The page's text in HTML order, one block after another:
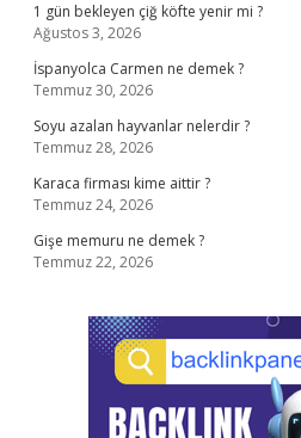
1 gün bekleyen çiğ köfte yenir mi ?
Ağustos 3, 2026
İspanyolca Carmen ne demek ?
Temmuz 30, 2026
Soyu azalan hayvanlar nelerdir ?
Temmuz 28, 2026
Karaca firması kime aittir ?
Temmuz 24, 2026
Gişe memuru ne demek ?
Temmuz 22, 2026